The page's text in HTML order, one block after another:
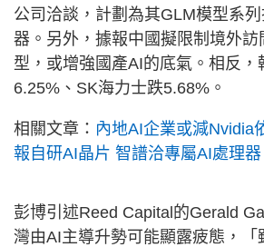
公司洽談，計劃為其GLM模型系
器。另外，據報中國擬限制境外訪
型，或增強國產AI的底氣。相反，
6.25%、SK海力士跌5.68%。
相關文章： 內地AI企業或減Nvidia
報自研AI晶片 智譜洽專屬AI處理器
彭博引述Reed Capital的Gerald
灣由AI主導升勢可能顯露疲態，「